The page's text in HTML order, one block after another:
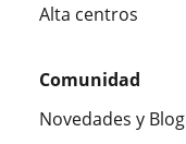
Alta centros
Comunidad
Novedades y Blog